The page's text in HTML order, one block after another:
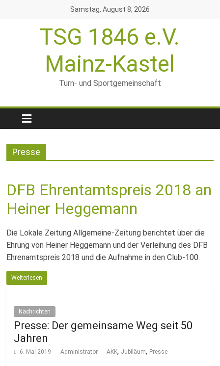
Samstag, August 8, 2026
TSG 1846 e.V.
Mainz-Kastel
Turn- und Sportgemeinschaft
Presse
DFB Ehrentamtspreis 2018 an
Heiner Heggemann
Die Lokale Zeitung Allgemeine-Zeitung berichtet über die
Ehrung von Heiner Heggemann und der Verleihung des DFB
Ehrenamtspreis 2018 und die Aufnahme in den Club-100.
Weiterlesen
Nachrichten
Presse: Der gemeinsame Weg seit 50
Jahren
6. Mai 2019 Administrator AKK, Jubiläum, Presse